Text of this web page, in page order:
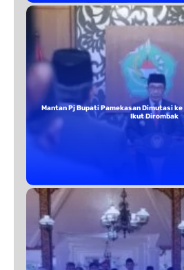
Mantan Pj Bupati Pamekasan Dimutasi
Ikut Dirombak